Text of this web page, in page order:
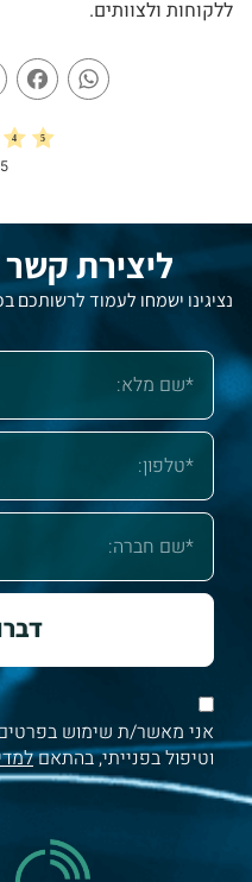
ללקוחות ולצוותים.
5
ליצירת
נציגינו ישמחו לעמוד לרשותכם
אני מאשר/ת שימוש
וטיפול בפנייתי, בהתאם